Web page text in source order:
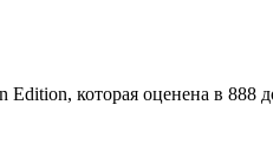
которая оценена в